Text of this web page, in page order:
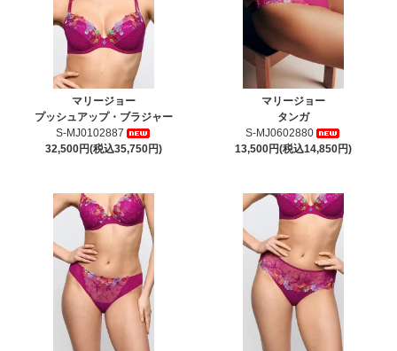
マリージョー
プッシュアップ・ブラジャー
S-MJ0102887
32,500円(税込35,750円)
マリージョー
タンガ
S-MJ0602880
13,500円(税込14,850円)